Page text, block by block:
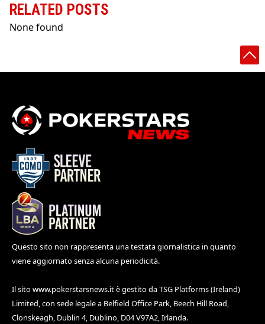
RELATED POSTS
None found
Questo sito non rappresenta una testata giornalistica in quanto
viene aggiornato senza alcuna periodicità.
Il sito www.pokerstarsnews.itè gestito da TSG Platforms (Ireland)
Limited, con sede legale a Belfield Office Park, Beech Hill Road,
Clonskeagh, Dublin 4, Dublino, D04 V97A2, Irlanda.